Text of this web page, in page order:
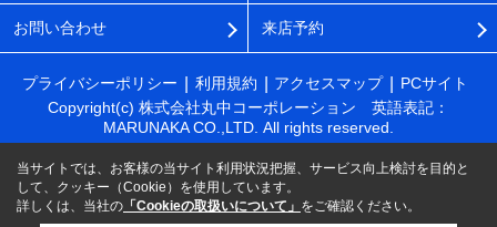
お問い合わせ 来店予約
プライバシーポリシー 利用規約 アクセスマップ
PCサイト
Copyright(c) 株式会社丸中コーポレーション 英語表記：
MARUNAKA CO.,LTD. All rights reserved.
当サイトでは、お客様の当サイト利用状況把握、サービス向上検討を目的と
して、クッキー（Cookie）を使用しています。
詳しくは、当社の 「Cookieの取扱いについて」 をご確認ください。